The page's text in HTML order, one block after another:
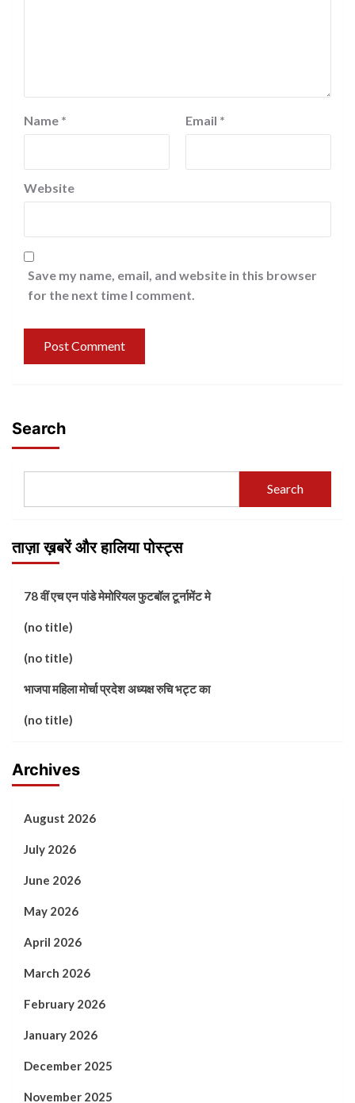
Name * Email *
Website
Save my name, email, and website in this browser
for the next time I comment.
Search
Search
ताज़ा ख़बरें और हालिया पोस्ट्स
78 वीं एच एन पांडे मेमोरियल फुटबॉल टूर्नामेंट मे
(no title)
(no title)
भाजपा महिला मोर्चा प्रदेश अध्यक्ष रुचि भट्ट का
(no title)
Archives
August 2026
July 2026
June 2026
May 2026
April 2026
March 2026
February 2026
January 2026
December 2025
November 2025